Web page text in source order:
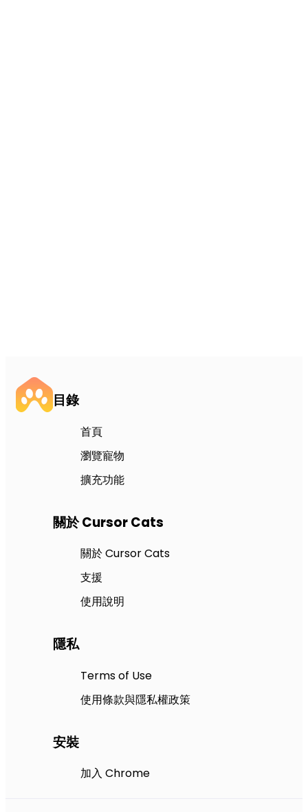
目錄
首頁
瀏覽寵物
擴充功能
關於 Cursor Cats
關於 Cursor Cats
支援
使用說明
隱私
Terms of Use
使用條款與隱私權政策
安裝
加入 Chrome